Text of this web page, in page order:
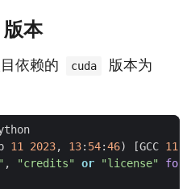
本
依赖的 cuda 版本为
11 2023, 13: 54:46) [GCC
, "credits" or "license"
for